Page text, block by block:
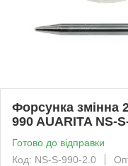
Форсунка змінна
990 AUARITA NS-
Готово до відправки
Код: NS-S-990-2.0